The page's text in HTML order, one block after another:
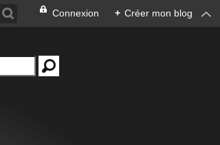
Connexion + Créer mon blog